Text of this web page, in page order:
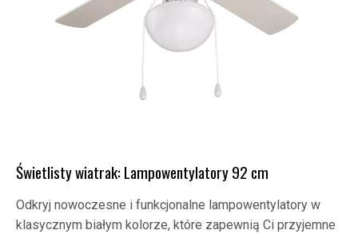
Świetlisty wiatrak: Lampowentylatory 92 cm
Odkryj nowoczesne i funkcjonalne lampowentylatory w
klasycznym białym kolorze, które zapewnią Ci przyjemne